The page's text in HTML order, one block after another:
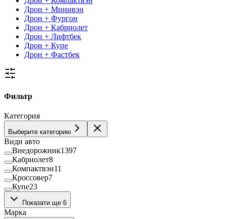
Дрон + Минивэн
Дрон + Фургон
Дрон + Кабриолет
Дрон + Лифтбек
Дрон + Купе
Дрон + Фастбек
Фильтр
Категория
Выберите категорию
Види авто
Внедорожник1397
Кабриолет8
Компактвэн11
Кроссовер7
Купе23
Лифтбек
Минивэн39
Пикап
Показати ще 6
Марка